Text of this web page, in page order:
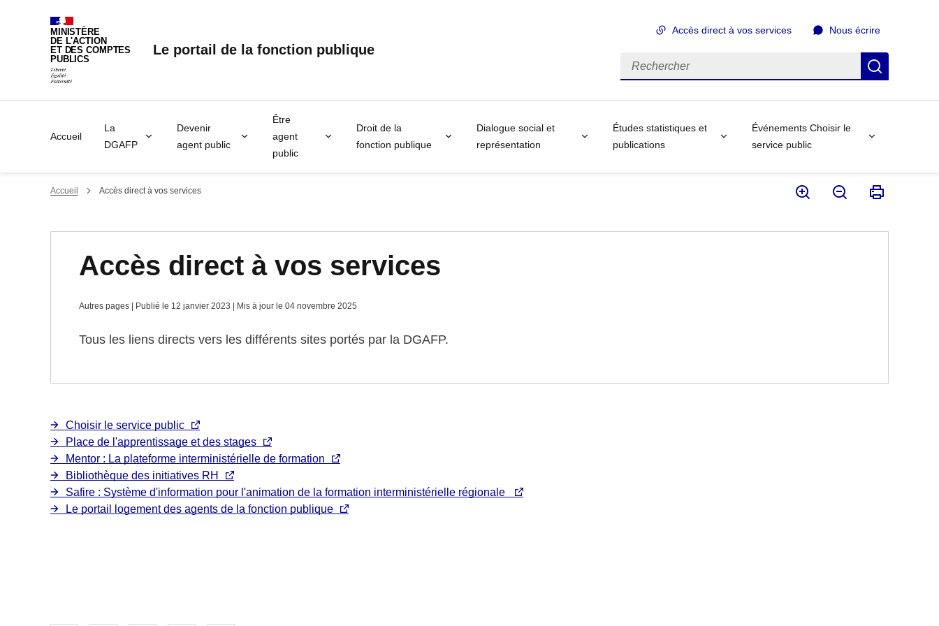
MINISTÈRE
DE L'ACTION
ET DES COMPTES
PUBLICS
Le portail de la fonction publique
Accès direct à vos services Nous écrire
Rechercher
Accueil
La
DGAFP
Devenir
agent public
Être
agent
public
Droit de la
fonction publique
Dialogue social et
représentation
Études statistiques et
publications
Événements Choisir le
service public
Accueil Accès direct à vos services
Accès direct à vos services
Autres pages | Publié le 12 janvier 2023 | Mis à jour le 04 novembre 2025
Tous les liens directs vers les différents sites portés par la DGAFP.
Choisir le service public
Place de l'apprentissage et des stages
Mentor : La plateforme interministérielle de formation
Bibliothèque des initiatives RH
Safire : Système d'information pour l'animation de la formation interministérielle régionale
Le portail logement des agents de la fonction publique